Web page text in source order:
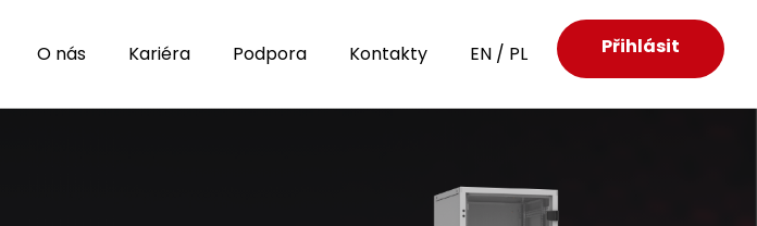
O nás Kariéra Podpora Kontakty EN / PL Přihlásit